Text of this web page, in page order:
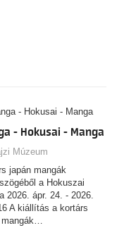
- Hokusai - Manga
Múzeum
japán mangák
a Hokuszai
2026. ápr. 24. - 2026.
A kiállítás a kortárs
mangák…